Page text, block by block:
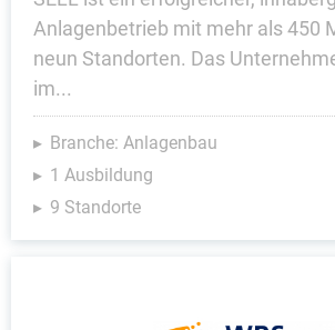
Anlagenbetrieb mit mehr als 450
neun Standorten. Das
im...
Branche: Anlagenbau
1 Ausbildung
9 Standorte